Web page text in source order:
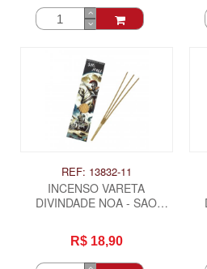
REF: 13832-11
INCENSO VARETA
DIVINDADE NOA - SAO
R$ 18,90